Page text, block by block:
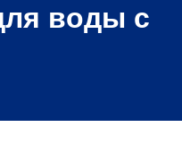
воды с